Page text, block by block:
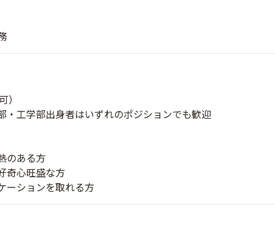
工学部出身者はいずれのポジションでも歓迎
のある方
奇心旺盛な方
ーションを取れる方